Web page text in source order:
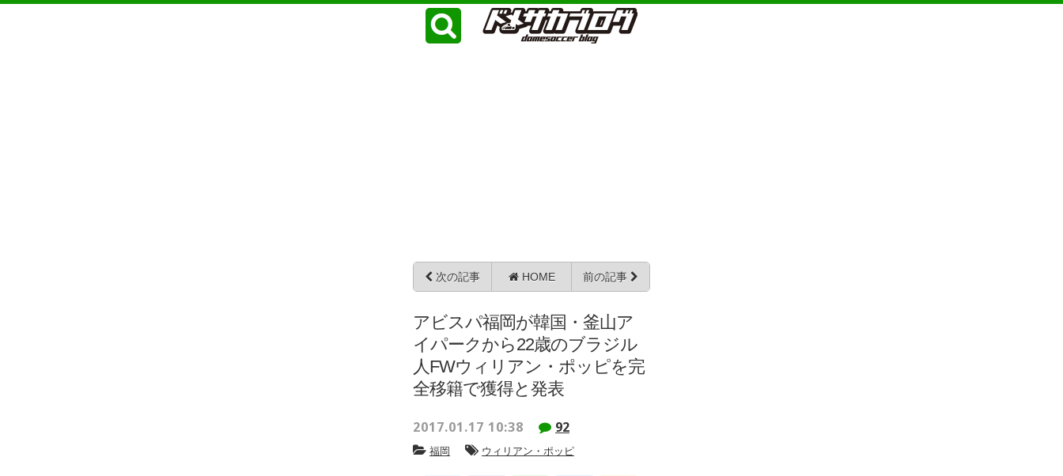
次の記事 HOME 前の記事
アビスパ福岡が韓国・釜山ア
イパークから22歳のブラジル
人FWウィリアン・ポッピを完
全移籍で獲得と発表
2017.01.17 10:38 92
福岡 ウィリアン・ポッピ